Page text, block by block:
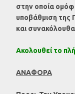
στην οποία
υποβάθμιση της
και
Ακολουθεί το
ΑΝΑΦΟΡΑ